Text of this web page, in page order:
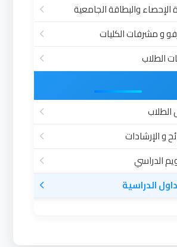
والبطاقة الجامعية
و مشرفات الكليات
الطلاب
الطلاب
و الإرشادات
الدراسي
الدراسية